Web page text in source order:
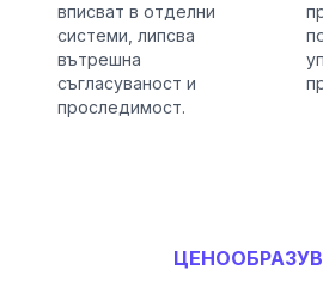
вписват в отделни
системи, липсва
вътрешна
съгласуваност и
проследимост.